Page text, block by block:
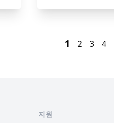
1 2 3 4
지원